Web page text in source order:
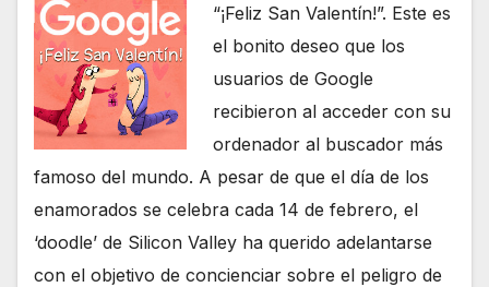
“¡Feliz San Valentín!”. Este es
el bonito deseo que los
usuarios de Google
recibieron al acceder con su
ordenador al buscador más
famoso del mundo. A pesar de que el día de los
enamorados se celebra cada 14 de febrero, el
‘doodle’ de Silicon Valley ha querido adelantarse
con el objetivo de concienciar sobre el peligro de